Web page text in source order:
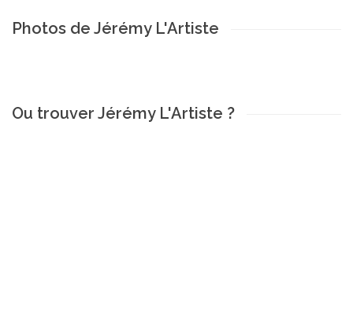
Photos de Jérémy L'Artiste
Ou trouver Jérémy L'Artiste ?